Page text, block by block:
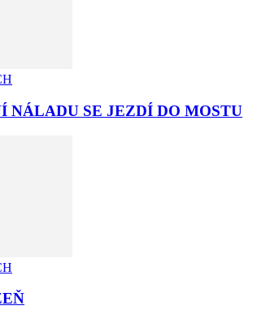
NÁLADU SE JEZDÍ DO MOSTU